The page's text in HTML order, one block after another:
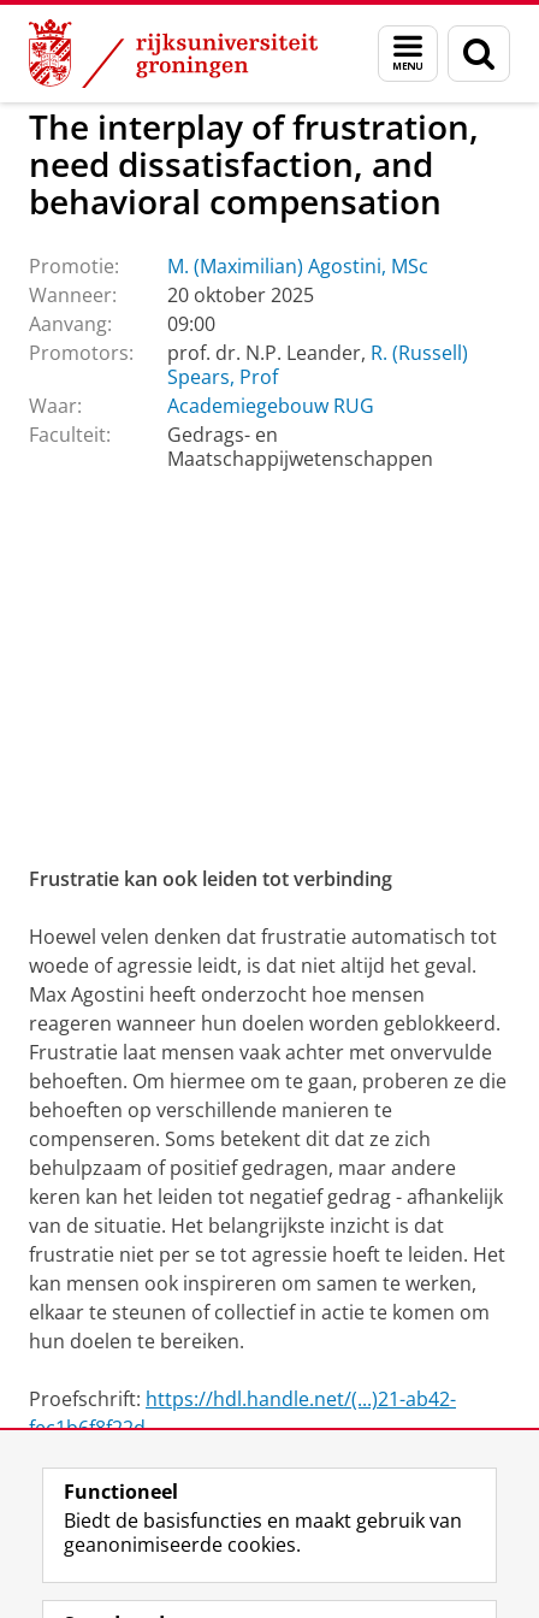
Skip
Content
Skip
Navigation
Menu
en
zoeken
GMW Actueel Promoties GMW
The interplay of frustration,
need dissatisfaction, and
behavioral compensation
Promotie:
M. (Maximilian) Agostini, MSc
Wanneer:
20 oktober 2025
Aanvang:
09:00
Promotors:
prof. dr. N.P. Leander, R. (Russell)
Spears, Prof
Waar:
Academiegebouw RUG
Faculteit:
Gedrags- en
Maatschappijwetenschappen
Frustratie kan ook leiden tot verbinding
Hoewel velen denken dat frustratie automatisch tot
woede of agressie leidt, is dat niet altijd het geval.
Max Agostini heeft onderzocht hoe mensen
reageren wanneer hun doelen worden geblokkeerd.
Frustratie laat mensen vaak achter met onvervulde
behoeften. Om hiermee om te gaan, proberen ze die
behoeften op verschillende manieren te
compenseren. Soms betekent dit dat ze zich
behulpzaam of positief gedragen, maar andere
keren kan het leiden tot negatief gedrag - afhankelijk
van de situatie. Het belangrijkste inzicht is dat
frustratie niet per se tot agressie hoeft te leiden. Het
kan mensen ook inspireren om samen te werken,
elkaar te steunen of collectief in actie te komen om
hun doelen te bereiken.
Proefschrift: https://hdl.handle.net/(...)21-ab42-
fec1b6f8f22d
View this page in:English
Volg de RUG
F
a
L
i
R
S
I
n
Y
o
Functioneel
Biedt de basisfuncties en maakt gebruik van
geanonimiseerde cookies.